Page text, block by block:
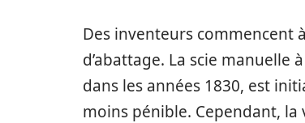
Des inventeurs commencent
d’abattage. La scie
dans les années 1830, est
moins pénible. Cependant,